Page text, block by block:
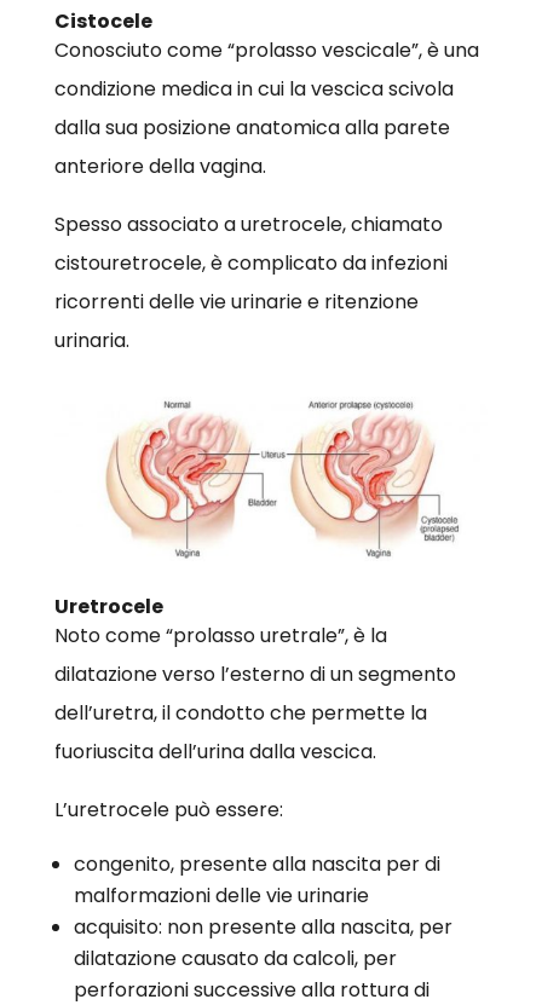
Cistocele
Conosciuto come “prolasso vescicale”, è una
condizione medica in cui la vescica scivola
dalla sua posizione anatomica alla parete
anteriore della vagina.
Spesso associato a uretrocele, chiamato
cistouretrocele, è complicato da infezioni
ricorrenti delle vie urinarie e ritenzione
urinaria.
Uretrocele
Noto come “prolasso uretrale”, è la
dilatazione verso l’esterno di un segmento
dell’uretra, il condotto che permette la
fuoriuscita dell’urina dalla vescica.
L’uretrocele può essere:
congenito, presente alla nascita per di
malformazioni delle vie urinarie
acquisito: non presente alla nascita, per
dilatazione causato da calcoli, per
perforazioni successive alla rottura di